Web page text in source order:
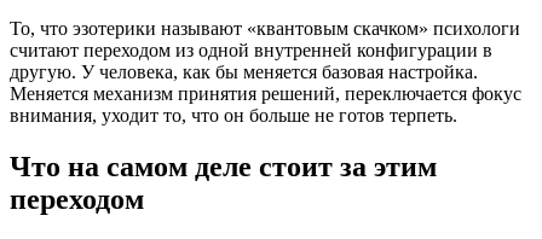
То, что эзотерики называют «квантовым скачком» психологи
считают переходом из одной внутренней конфигурации в
другую. У человека, как бы меняется базовая настройка.
Меняется механизм принятия решений, переключается фокус
внимания, уходит то, что он больше не готов терпеть.
Что на самом деле стоит за этим
переходом